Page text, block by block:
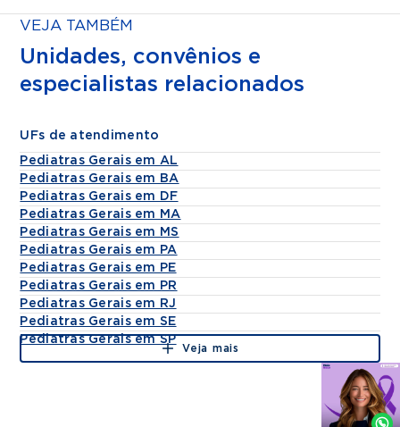
VEJA TAMBÉM
Unidades, convênios e
especialistas relacionados
UFs de atendimento
Pediatras Gerais em AL
Pediatras Gerais em BA
Pediatras Gerais em DF
Pediatras Gerais em MA
Pediatras Gerais em MS
Pediatras Gerais em PA
Pediatras Gerais em PE
Pediatras Gerais em PR
Pediatras Gerais em RJ
Pediatras Gerais em SE
Pediatras Gerais em SP
Veja mais
Agende
Whatsapp